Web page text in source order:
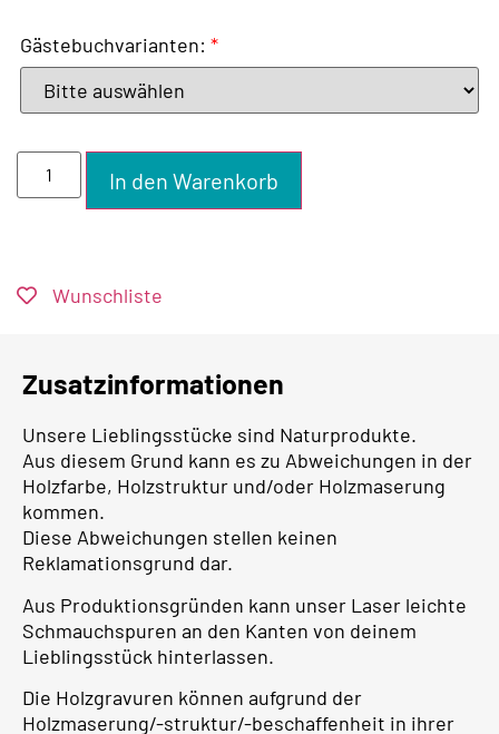
Gästebuchvarianten: *
In den Warenkorb
Wunschliste
Zusatzinformationen
Unsere Lieblingsstücke sind Naturprodukte.
Aus diesem Grund kann es zu Abweichungen in der
Holzfarbe, Holzstruktur und/oder Holzmaserung
kommen.
Diese Abweichungen stellen keinen
Reklamationsgrund dar.
Aus Produktionsgründen kann unser Laser leichte
Schmauchspuren an den Kanten von deinem
Lieblingsstück hinterlassen.
Die Holzgravuren können aufgrund der
Holzmaserung/-struktur/-beschaffenheit in ihrer